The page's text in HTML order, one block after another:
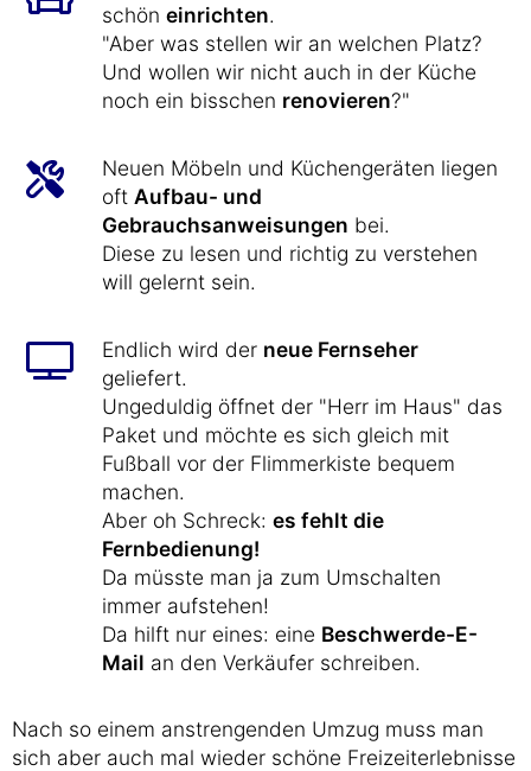
schön einrichten.
"Aber was stellen wir an welchen Platz?
Und wollen wir nicht auch in der Küche
noch ein bisschen renovieren?"
Neuen Möbeln und Küchengeräten liegen
oft Aufbau- und
Gebrauchsanweisungen bei.
Diese zu lesen und richtig zu verstehen
will gelernt sein.
Endlich wird der neue Fernseher
geliefert.
Ungeduldig öffnet der "Herr im Haus" das
Paket und möchte es sich gleich mit
Fußball vor der Flimmerkiste bequem
machen.
Aber oh Schreck: es fehlt die
Fernbedienung!
Da müsste man ja zum Umschalten
immer aufstehen!
Da hilft nur eines: eine Beschwerde-E-
Mail an den Verkäufer schreiben.
Nach so einem anstrengenden Umzug muss man
sich aber auch mal wieder schöne Freizeiterlebnisse